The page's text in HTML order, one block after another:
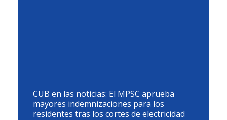
CUB en las noticias: El MPSC aprueba
mayores indemnizaciones para los
residentes tras los cortes de electricidad